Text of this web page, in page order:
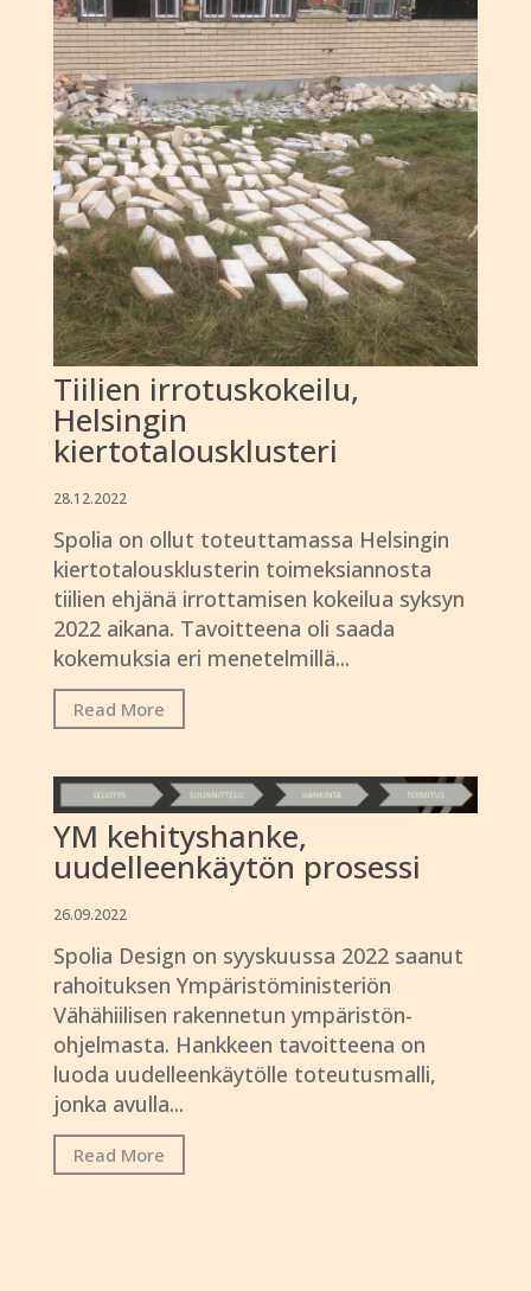
Tiilien irrotuskokeilu,
Helsingin
kiertotalousklusteri
28.12.2022
Spolia on ollut toteuttamassa Helsingin
kiertotalousklusterin toimeksiannosta
tiilien ehjänä irrottamisen kokeilua syksyn
2022 aikana. Tavoitteena oli saada
kokemuksia eri menetelmillä...
Read More
YM kehityshanke,
uudelleenkäytön prosessi
26.09.2022
Spolia Design on syyskuussa 2022 saanut
rahoituksen Ympäristöministeriön
Vähähiilisen rakennetun ympäristön-
ohjelmasta. Hankkeen tavoitteena on
luoda uudelleenkäytölle toteutusmalli,
jonka avulla...
Read More